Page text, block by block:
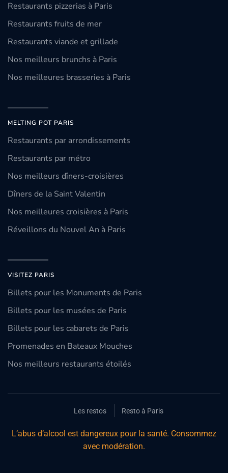
Restaurants pizzerias à Paris
Restaurants fruits de mer
Restaurants viande et grillade
Nos meilleurs brunchs à Paris
Nos meilleures brasseries à Paris
MELTING POT PARIS
Restaurants par arrondissements
Restaurants par métro
Nos meilleurs dîners-croisières
Dîners de la Saint Valentin
Nos meilleures croisières à Paris
Réveillons du Nouvel An à Paris
VISITEZ PARIS
Billets pour les Monuments de Paris
Billets pour les musées de Paris
Billets pour les cabarets de Paris
Promenades en Bateaux Mouches
Nos meilleurs restaurants étoilés
Les restos Resto à Paris
L’abus d’alcool est dangereux pour la santé. Consommez
avec modération.